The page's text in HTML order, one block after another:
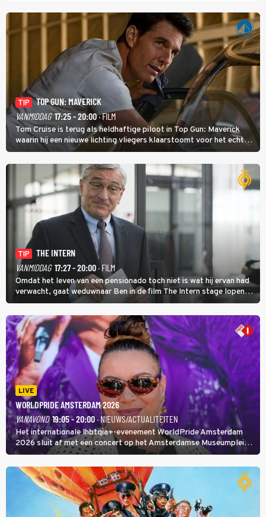
TIP
TOP GUN: MAVERICK
VANMIDDAG 17:25 - 20:00· FILM
Tom Cruise is terug als heldhaftige piloot in Top Gun: Maverick
waarin hij een nieuwe lichting vliegers klaarstoomt voor het echte
werk.
TIP
THE INTERN
VANMIDDAG 17:27 - 20:00· FILM
Omdat het leven van een pensionado toch niet is wat hij ervan had
verwacht, gaat weduwnaar Ben in de film The Intern stage lopen
bij de hippe webwinkel van Jules, wat een gouden zet blijkt te zijn.
LIVE
WORLDPRIDE AMSTERDAM 2026
VANAVOND 19:05 - 20:00· NIEUWS/ACTUALITEITEN
Het internationale lhbtqia+-evenement WorldPride Amsterdam
2026 sluit af met een concert op het Amsterdamse Museumplein.
Anita Doth is een van de optredende artiesten. In de jaren 90
veroverde ze de wereld als zangeres van 2Unlimited.